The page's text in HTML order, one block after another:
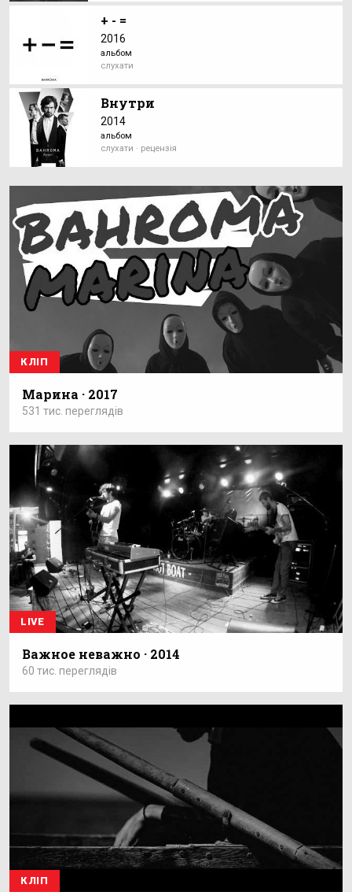
+ - =
2016
альбом
слухати
Внутри
2014
альбом
слухати · рецензія
КЛІП
Марина · 2017
531 тис. переглядів
LIVE
Важное неважно · 2014
60 тис. переглядів
КЛІП